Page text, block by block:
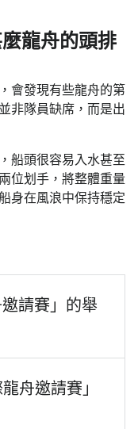
龍舟的頭排
會發現有些龍舟的第
非隊員缺席，而是出
船頭很容易入水甚至
位划手，將整體重量
身在風浪中保持穩定
邀請賽」的舉
舟邀請賽」